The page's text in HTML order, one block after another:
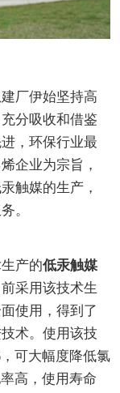
厂伊始坚持高
分吸收和借鉴
，环保行业最
企业为宗旨，
触媒的生产，
。
产的低汞触媒
采用该技术生
使用，得到了
术。使用该技
可大幅度降低氯
高，使用寿命